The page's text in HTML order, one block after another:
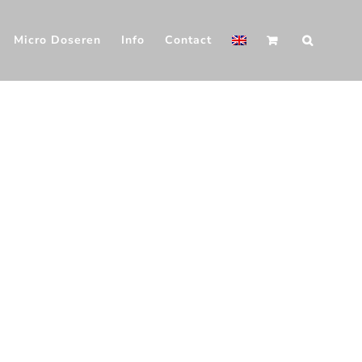
Micro Doseren Info Contact